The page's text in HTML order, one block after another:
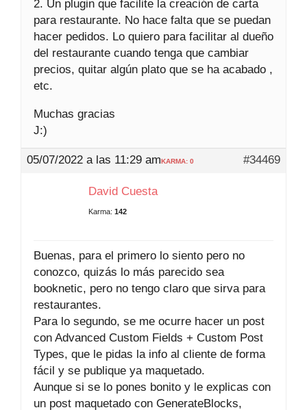
2. Un plugin que facilite la creación de carta
para restaurante. No hace falta que se puedan
hacer pedidos. Lo quiero para facilitar al dueño
del restaurante cuando tenga que cambiar
precios, quitar algún plato que se ha acabado ,
etc.
Muchas gracias
J:)
05/07/2022 a las 11:29 am #34469
KARMA: 0
David Cuesta
Karma: 142
Buenas, para el primero lo siento pero no
conozco, quizás lo más parecido sea
booknetic, pero no tengo claro que sirva para
restaurantes.
Para lo segundo, se me ocurre hacer un post
con Advanced Custom Fields + Custom Post
Types, que le pidas la info al cliente de forma
fácil y se publique ya maquetado.
Aunque si se lo pones bonito y le explicas con
un post maquetado con GenerateBlocks,